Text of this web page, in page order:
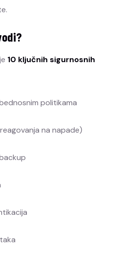
10 ključnih sigurnosnih
politikama
na napade)